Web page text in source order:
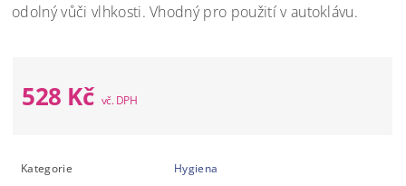
odolný vůči vlhkosti. Vhodný pro použití v autoklávu.
528 Kč
Kategorie Hygiena